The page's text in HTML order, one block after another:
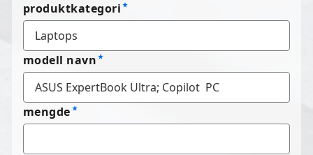
produktkategori
modell navn
mengde